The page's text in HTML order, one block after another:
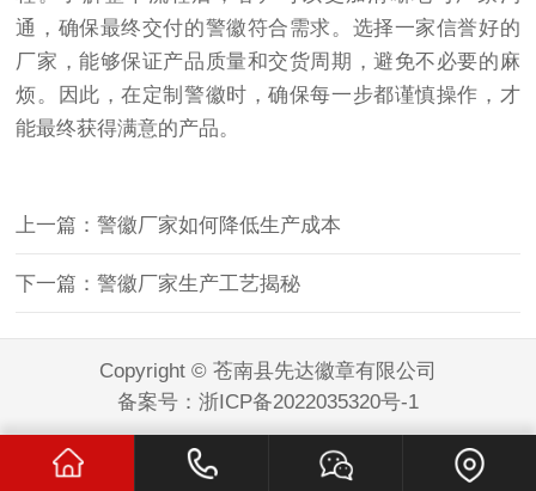
通，确保最终交付的警徽符合需求。选择一家信誉好的
厂家，能够保证产品质量和交货周期，避免不必要的麻
烦。因此，在定制警徽时，确保每一步都谨慎操作，才
能最终获得满意的产品。
上一篇：警徽厂家如何降低生产成本
下一篇：警徽厂家生产工艺揭秘
Copyright © 苍南县先达徽章有限公司
备案号： 浙ICP备2022035320号-1